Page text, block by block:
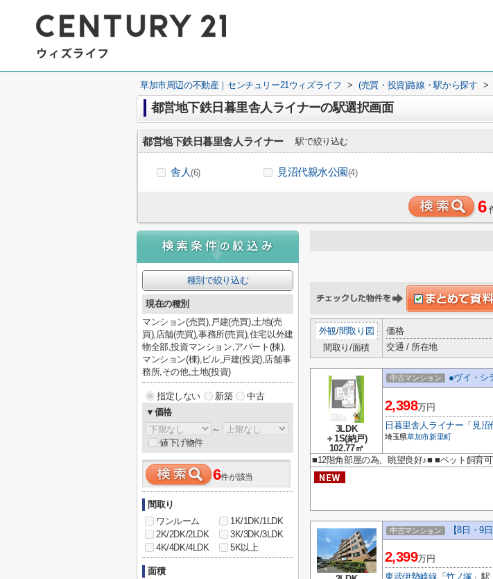
草加市周辺の不動産｜センチュリー21ウィズライフ > (売買・投資)路線・駅から探す >
都営地下鉄日暮里舎人ライナーの駅選択画面
都営地下鉄日暮里舎人ライナー 駅で絞り込む
舎人(6) 見沼代親水公園(4)
6
外観/間取り図
間取り/面積
価格
交通 / 所在地
3LDK
＋1S(納戸)
102.77㎡
中古マンション ●ヴイ・シ
2,398万円
日暮里舎人ライナー 「 見沼
埼玉県草加市新里町
■12階角部屋の為、眺望良好♪■ ■ペット飼育
中古マンション 【8日・9
2,399万円
東武伊勢崎線 「竹ノ塚 」駅
種別で絞り込む
現在の種別
マンション(売買),戸建(売買),土地(売
買),店舗(売買),事務所(売買),住宅以外建
物全部,投資マンション,アパート(棟),
マンション(棟),ビル,戸建(投資),店舗事
務所,その他,土地(投資)
指定しない 新築
中古
▼価格
～
値下げ物件
6件が該当
間取り
ワンルーム
1K/1DK/1LDK
2K/2DK/2LDK
3K/3DK/3LDK
4K/4DK/4LDK
5K以上
面積